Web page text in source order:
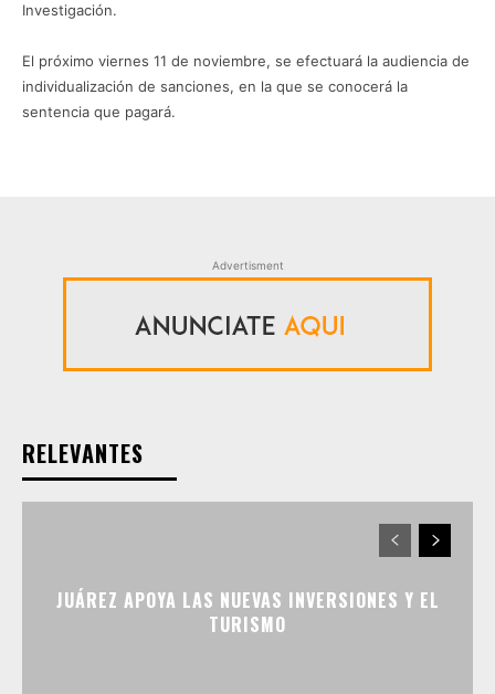
Investigación.
El próximo viernes 11 de noviembre, se efectuará la audiencia de
individualización de sanciones, en la que se conocerá la
sentencia que pagará.
Advertisment
RELEVANTES
JUÁREZ APOYA LAS NUEVAS INVERSIONES Y EL
TURISMO